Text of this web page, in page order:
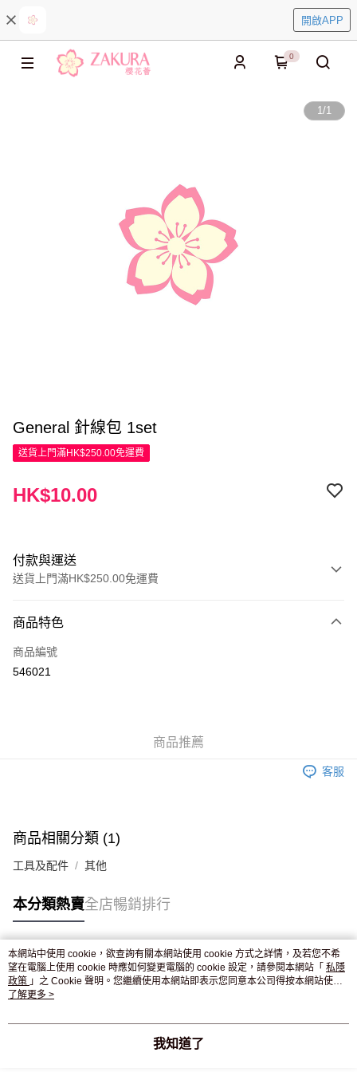
開啟APP
0
1/1
General 針線包 1set
送貨上門滿HK$250.00免運費
HK$10.00
付款與運送
送貨上門滿HK$250.00免運費
信用卡
Apple Pay
付款後門市自取，訂單確認後2-4個工作天到店，7天內取。逾期後
商品特色
商品編號
546021
商品推薦
客服
商品相關分類 (1)
工具及配件 其他
本分類熱賣全店暢銷排行
熱門標籤
熱銷排行
本網站中使用 cookie，欲查詢有關本網站使用 cookie 方式之詳情，及若您不希
望在電腦上使用 cookie 時應如何變更電腦的 cookie 設定，請參閱本網站「 私隱
政策 」之 Cookie 聲明。您繼續使用本網站即表示您同意本公司得按本網站使用
條款之 Cookie 聲明使用 cookie。
了解更多 >
我知道了